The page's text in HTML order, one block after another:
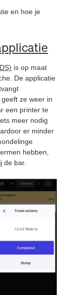
en hoe je
is op maat
De applicatie
ze weer in
een printer te
meer nodig
er minder
hebben,
de bar.